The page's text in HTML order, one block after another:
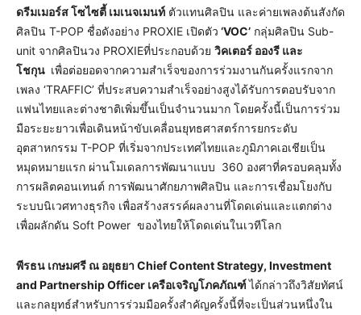
ดรีมเมอร์ส โซไซตี้ เมเนจเมนท์ ตัวแทนศิลปิน และค่ายเพลงต้นสังกัด
ศิลปิน T-POP ชื่อดังอย่าง PROXIE เปิดตัว ‘VOC’ กลุ่มศิลปิน Sub-
unit จากศิลปินวง PROXIEที่ประกอบด้วย วิคเตอร์ อองรี และ
โชกุน เพื่อต่อยอดจากความสำเร็จของการร่วมงานกันครั้งแรกจาก
เพลง ‘TRAFFIC’ ที่ประสบความสำเร็จอย่างสูงได้รับการตอบรับจาก
แฟนไทยและต่างชาติเพิ่มขึ้นเป็นจำนวนมาก โดยครั้งนี้เป็นการร่วม
มือระยะยาวเพื่อเดินหน้าขับเคลื่อนยุทธศาสตร์การยกระดับ
อุตสาหกรรม T-POP ที่เริ่มจากประเทศไทยและภูมิภาคเอเชียเป็น
หมุดหมายแรก ผ่านโมเดลการพัฒนาแบบ 360 องศาที่ครอบคลุมทั้ง
การผลิตคอนเทนต์ การพัฒนาศักยภาพศิลปิน และการเชื่อมโยงกับ
ระบบนิเวศทางธุรกิจ เพื่อสร้างสรรค์ผลงานที่โดดเด่นและแตกต่าง
เพื่อผลักดัน Soft Power ของไทยให้โดดเด่นในเวทีโลก
พีรธน เกษมศรี ณ อยุธยา Chief Content Strategy, Investment
and Partnership Officer เครือเจริญโภคภัณฑ์ได้กล่าวถึงวิสัยทัศน์
และกลยุทธ์สำหรับการร่วมมือครั้งสำคัญครั้งนี้ที่จะเป็นส่วนหนึ่งใน